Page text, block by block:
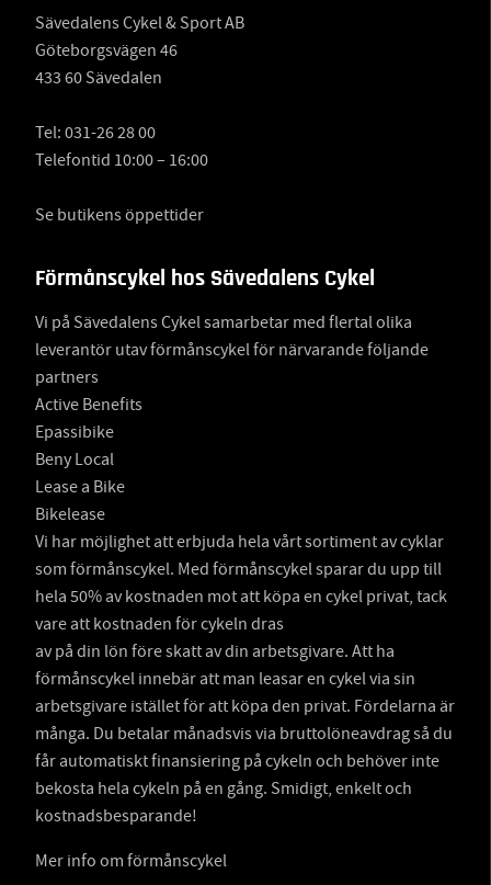
Sävedalens Cykel & Sport AB
Göteborgsvägen 46
433 60 Sävedalen
Tel: 031-26 28 00
Telefontid 10:00 – 16:00
Se butikens öppettider
Förmånscykel hos Sävedalens Cykel
Vi på Sävedalens Cykel samarbetar med flertal olika
leverantör utav förmånscykel för närvarande följande
partners
Active Benefits
Epassibike
Beny Local
Lease a Bike
Bikelease
Vi har möjlighet att erbjuda hela vårt sortiment av cyklar
som förmånscykel. Med förmånscykel sparar du upp till
hela 50% av kostnaden mot att köpa en cykel privat, tack
vare att kostnaden för cykeln dras
av på din lön före skatt av din arbetsgivare. Att ha
förmånscykel innebär att man leasar en cykel via sin
arbetsgivare istället för att köpa den privat. Fördelarna är
många. Du betalar månadsvis via bruttolöneavdrag så du
får automatiskt finansiering på cykeln och behöver inte
bekosta hela cykeln på en gång. Smidigt, enkelt och
kostnadsbesparande!
Mer info om förmånscykel